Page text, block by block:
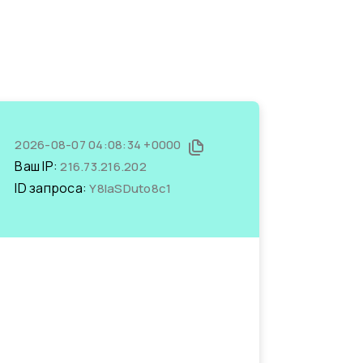
2026-08-07 04:08:34 +0000
Ваш IP:216.73.216.202
ID запроса:Y8IaSDuto8c1